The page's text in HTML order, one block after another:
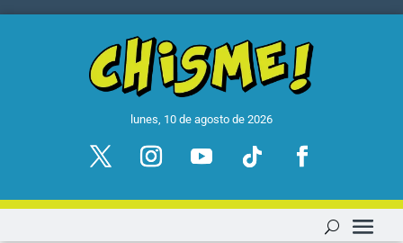
lunes, 10 de agosto de 2026